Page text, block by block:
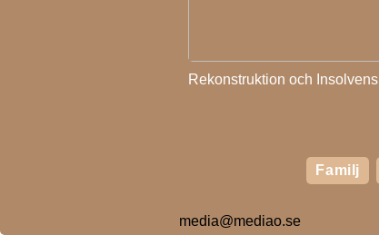
Rekonstruktion och Insolvens
Familj
media@mediao.se